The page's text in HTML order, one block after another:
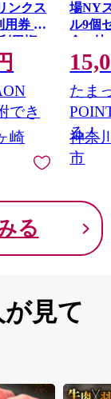
ンクス
券 ゴ
用権
康 ス
ス
でき
崎
場NY
ル9個
食べ
め合
噛み応
ンチ
メ 送
茅ヶ
たま
る！
神奈
市
る
見て